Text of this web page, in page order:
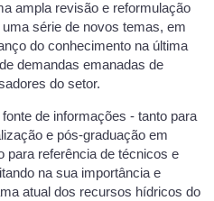
ampla revisão e reformulação
série de novos temas, em
do conhecimento na última
demandas emanadas de
do setor.
de informações - tanto para
e pós-graduação em
para referência de técnicos e
na sua importância e
atual dos recursos hídricos do